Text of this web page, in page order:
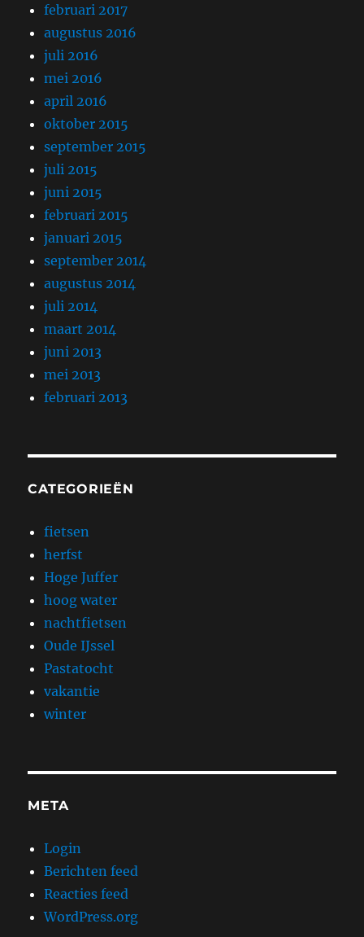
februari 2017
augustus 2016
juli 2016
mei 2016
april 2016
oktober 2015
september 2015
juli 2015
juni 2015
februari 2015
januari 2015
september 2014
augustus 2014
juli 2014
maart 2014
juni 2013
mei 2013
februari 2013
CATEGORIEËN
fietsen
herfst
Hoge Juffer
hoog water
nachtfietsen
Oude IJssel
Pastatocht
vakantie
winter
META
Login
Berichten feed
Reacties feed
WordPress.org